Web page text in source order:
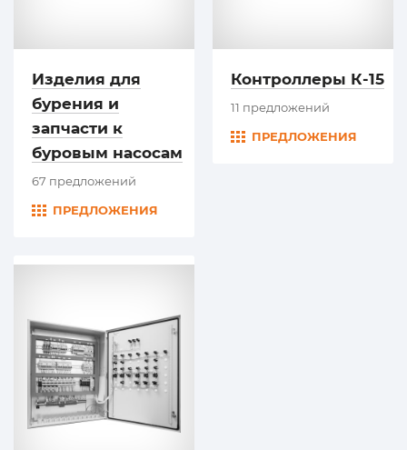
Изделия для
бурения и
запчасти к
буровым насосам
67 предложений
ПРЕДЛОЖЕНИЯ
Контроллеры К-15
11 предложений
ПРЕДЛОЖЕНИЯ